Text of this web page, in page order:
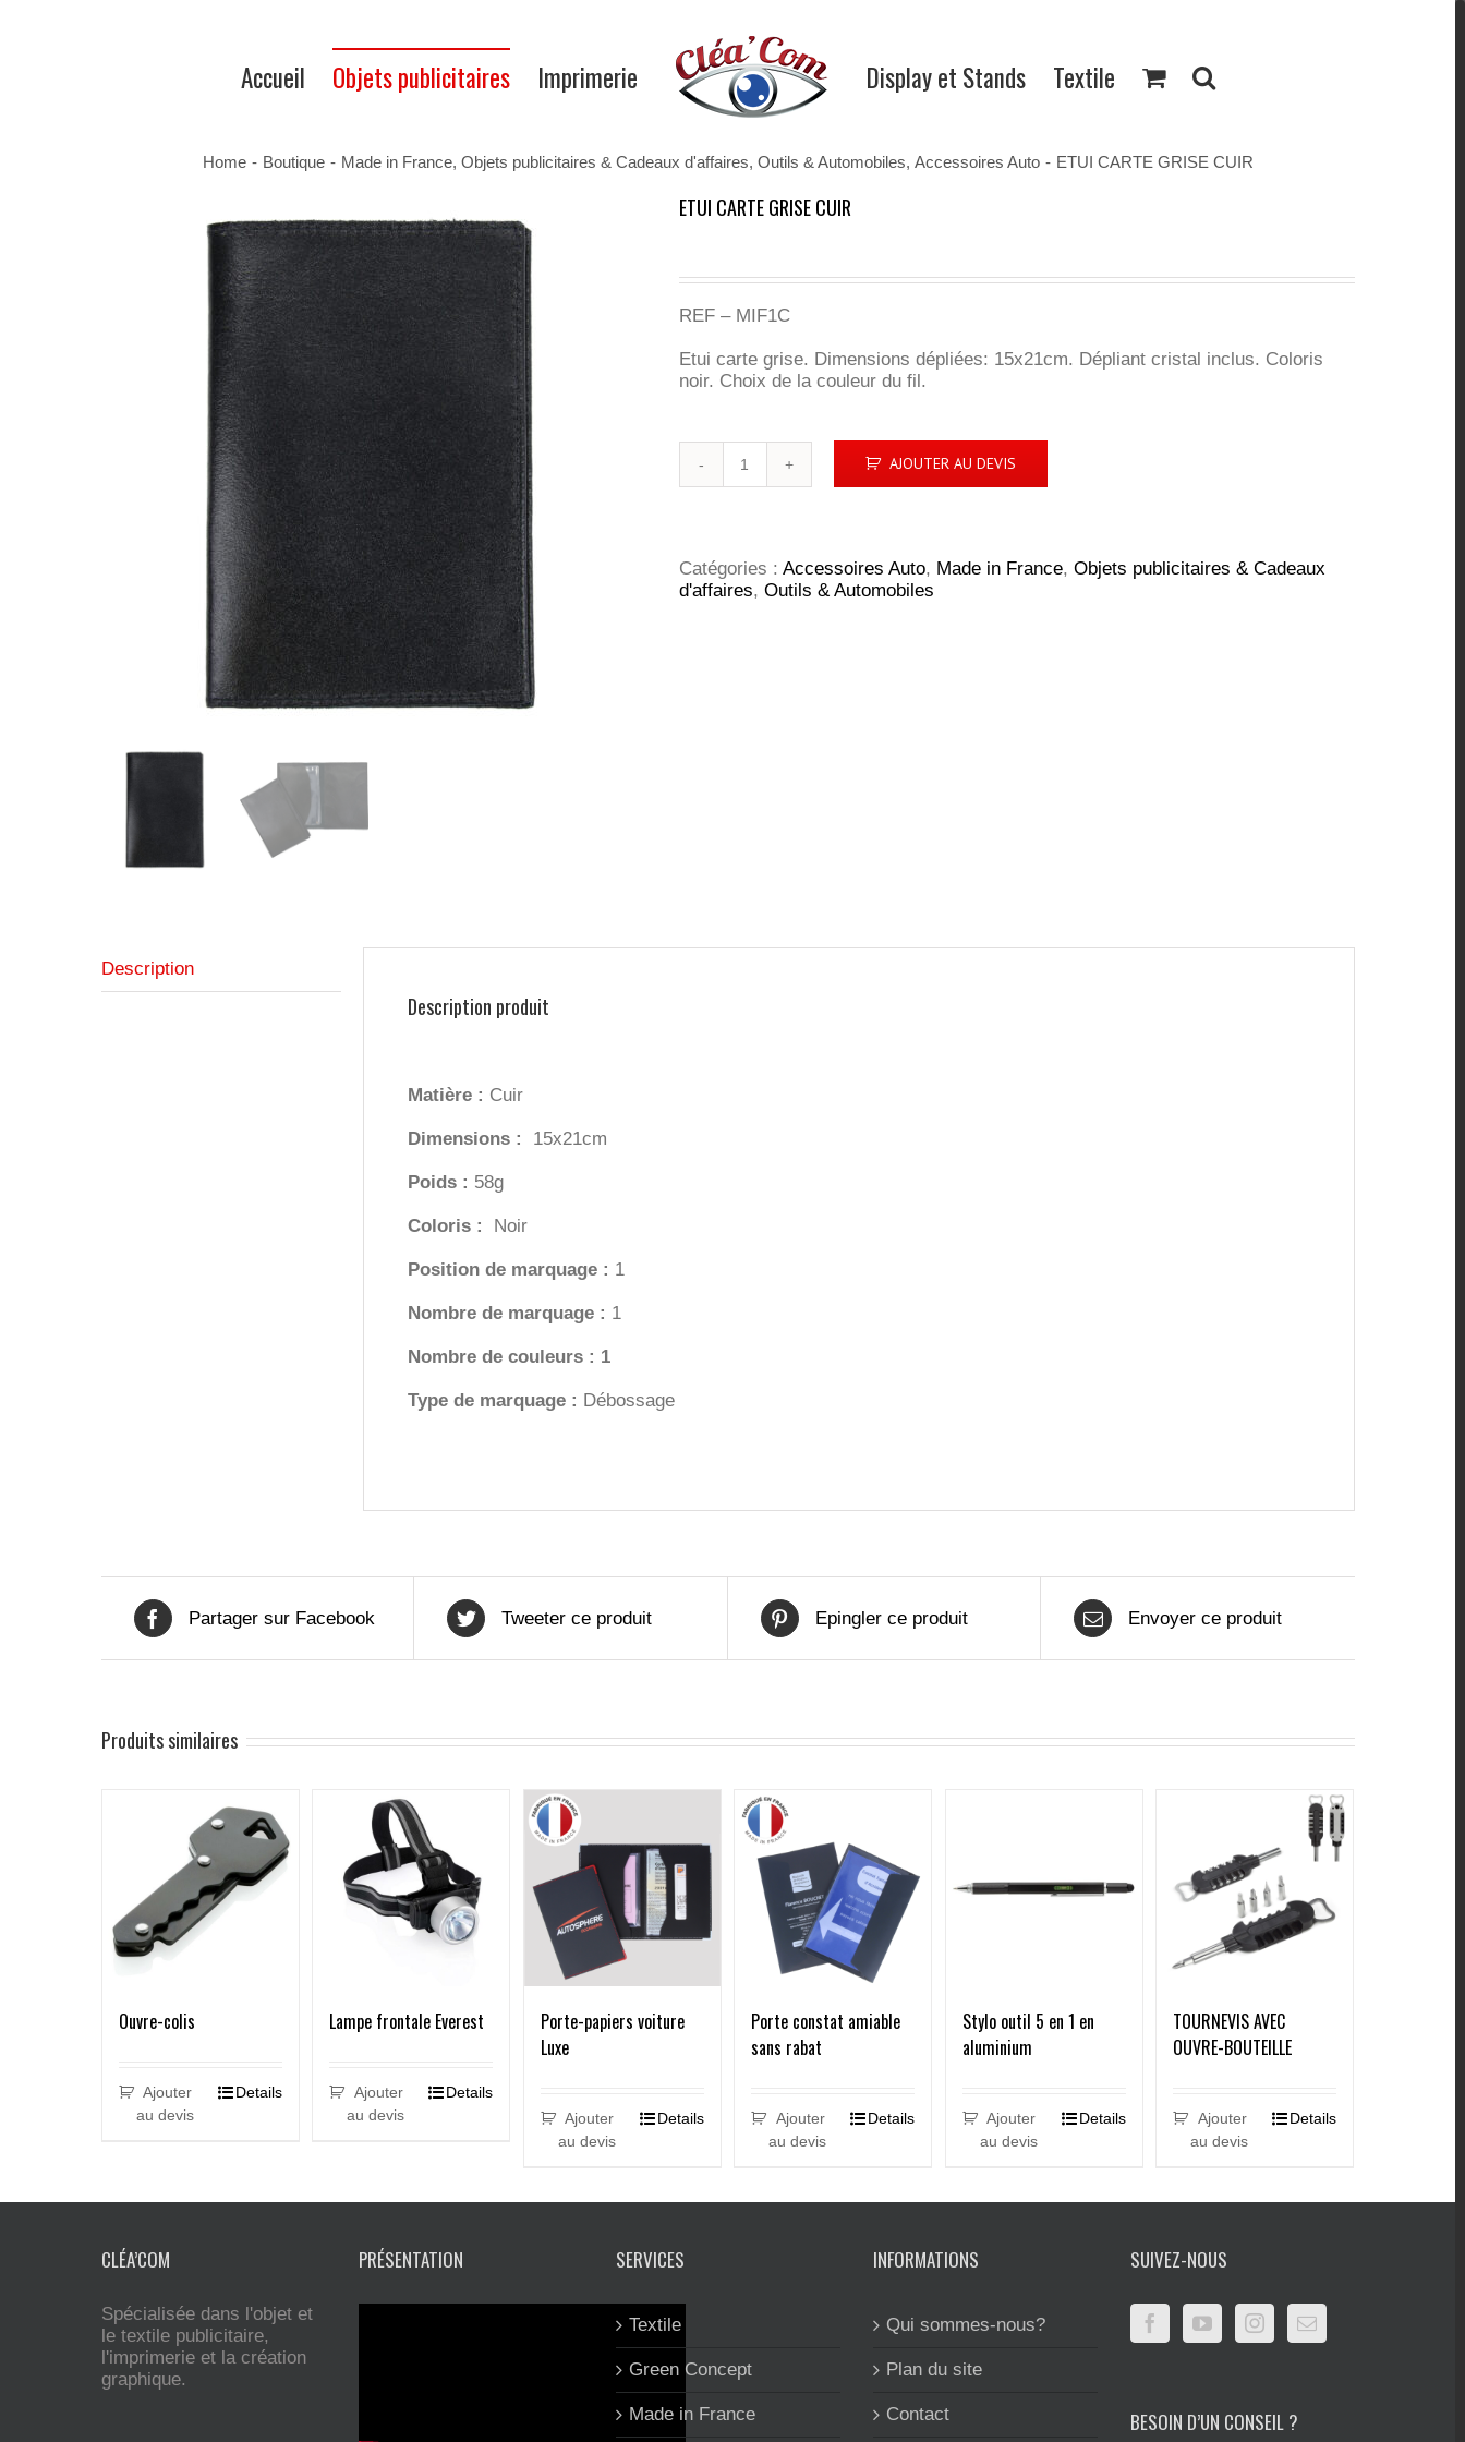
Accueil Objets publicitaires Imprimerie Display et Stands Textile
Home - Boutique - Made in France, Objets publicitaires & Cadeaux d'affaires, Outils & Automobiles, Accessoires Auto - ETUI CARTE GRISE CUIR
ETUI CARTE GRISE CUIR
REF – MIF1C
Etui carte grise. Dimensions dépliées: 15x21cm. Dépliant cristal inclus. Coloris
noir. Choix de la couleur du fil.
de
CUIR
AJOUTER AU DEVIS
Catégories : Accessoires Auto, Made in France, Objets publicitaires & Cadeaux
d'affaires, Outils & Automobiles
Description
Description produit
Matière : Cuir
Dimensions : 15x21cm
Poids : 58g
Coloris : Noir
Position de marquage : 1
Nombre de marquage : 1
Nombre de couleurs : 1
Type de marquage : Débossage
Partager sur Facebook Tweeter ce produit Epingler ce produit Envoyer ce produit
Produits similaires
Ouvre-colis
Ajouter
au devis
Details
Lampe frontale Everest
Ajouter
au devis
Details
Porte-papiers voiture
Luxe
Ajouter
au devis
Details
Porte constat amiable
sans rabat
Ajouter
au devis
Details
Stylo outil 5 en 1 en
aluminium
Ajouter
au devis
Details
TOURNEVIS AVEC
OUVRE-BOUTEILLE
Ajouter
au devis
Details
CLÉA’COM
Spécialisée dans l'objet et
le textile publicitaire,
l'imprimerie et la création
graphique.
PRÉSENTATION SERVICES
Textile
Green Concept
Made in France
INFORMATIONS
Qui sommes-nous?
Plan du site
Contact
SUIVEZ-NOUS
BESOIN D’UN CONSEIL ?